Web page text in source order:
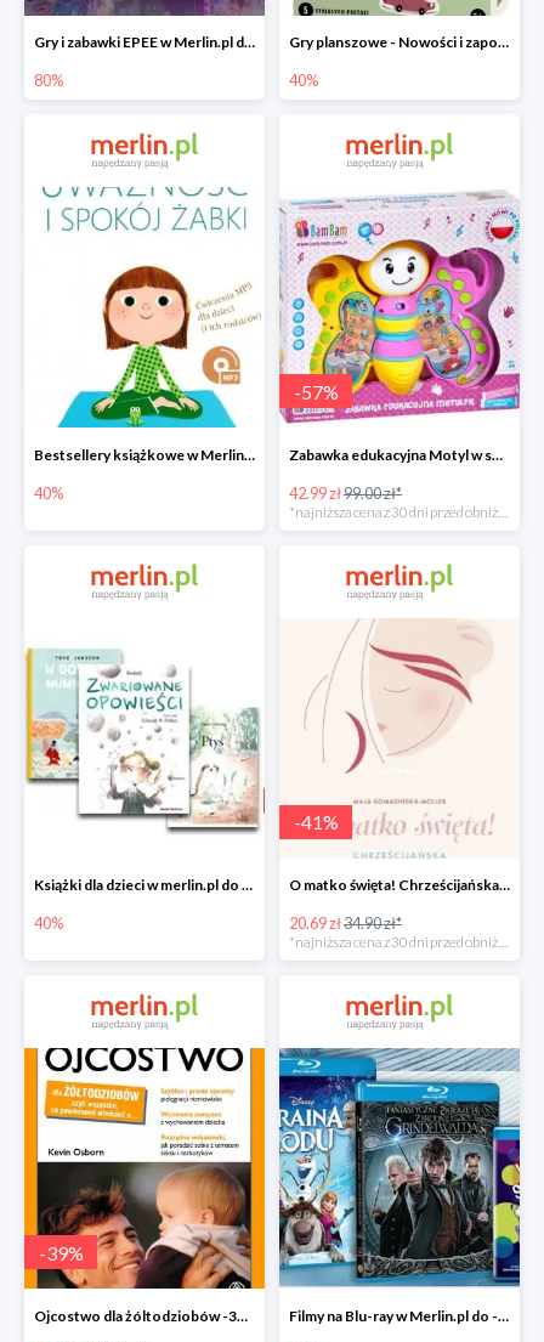
Gry i zabawki EPEE w Merlin.pl do -80%
80%
Gry planszowe - Nowości i zapowiedzi w Merlin.pl do -40%
40%
Bestsellery książkowe w Merlin.pl do -40%
40%
-57%
Zabawka edukacyjna Motyl w super cenie
42.99 zł99.00 zł*
Książki dla dzieci w merlin.pl do -40%
40%
-41%
O matko święta! Chrześcijańska mama od A do Z -41%
20.69 zł34.90 zł*
*najniższa cena z 30 dni przed obniżką
-39%
Ojcostwo dla żóltodziobów -39% Filmy na Blu-ray w Merlin.pl do -63%